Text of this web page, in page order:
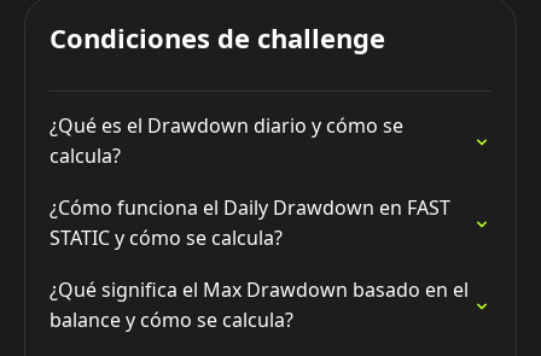
Condiciones de challenge
¿Qué es el Drawdown diario y cómo se
calcula?
¿Cómo funciona el Daily Drawdown en FAST
STATIC y cómo se calcula?
¿Qué significa el Max Drawdown basado en el
balance y cómo se calcula?